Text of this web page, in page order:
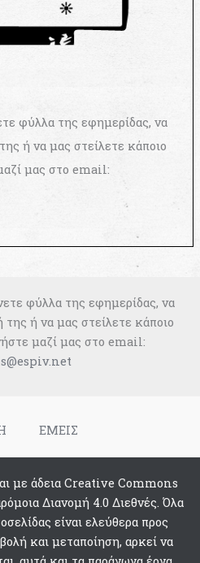
φύλλα της εφημερίδας, να
ή να μας στείλετε κάποιο
μας στο email:
φύλλα της εφημερίδας, να
ή να μας στείλετε κάποιο
μαζί μας στο email:
ΕΜΕΙΣ
με άδεια Creative Commons
Διανομή 4.0 Διεθνές. Όλα
είναι ελεύθερα προς
και μεταποίηση, αρκεί να